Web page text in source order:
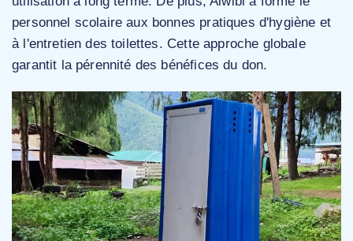
personnel scolaire aux bonnes pratiques d'hygiène et
à l'entretien des toilettes. Cette approche globale
garantit la pérennité des bénéfices du don.